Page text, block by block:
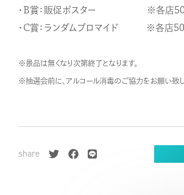
・B賞：販促ポスター ※各店50
・C賞：ランダムブロマイド ※各店
※景品は無くなり次第終了となります。
※抽選会前に、アルコール消毒のご協力をお願い致し
share